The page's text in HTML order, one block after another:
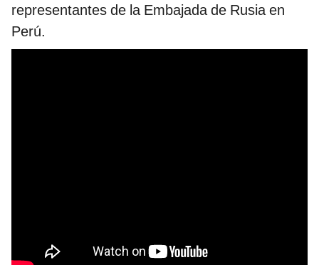
representantes de la Embajada de Rusia en
Perú.